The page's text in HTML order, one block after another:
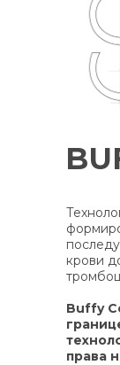
крови
Buffy
права